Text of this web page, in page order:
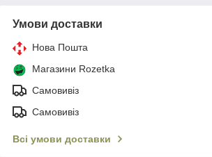
Умови доставки
Нова Пошта
Магазини Rozetka
Самовивіз
Самовивіз
Всі умови доставки